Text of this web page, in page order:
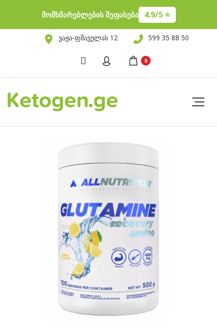
მომხმარებლების შეფასება 4.9/5 ⭐️
ვაჟა-ფშაველას 12 599 35 88 50
0